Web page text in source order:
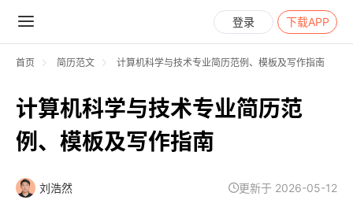
登录 下载APP
首页 简历范文 计算机科学与技术专业简历范例、模板及写作指南
计算机科学与技术专业简历范
例、模板及写作指南
刘浩然 更新于 2026-05-12